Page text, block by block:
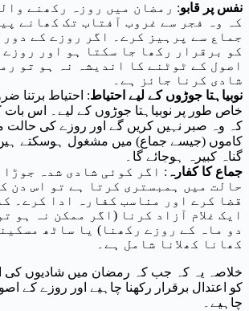
نفس پر قابو: رمضان میں روزہ رکھنے
کہ وہ فجر سے غروب آفتاب تک کھانے
جماع سے پرہیز کرے۔ اگر روزے کے
کو برقرار رکھا جا سکتا ہو اور روزے
اصول کے ٹوٹنے کا اندیشہ نہ ہو تو
شادی کرنا جائز ہے۔
نوبیاہتا جوڑوں کے لیے احتیاط: احتیاط برتنا
خاص طور پر نوبیاہتا جوڑوں کے لیے۔ اس
کہ وہ صبر نہیں کریں گے اور روزے کی حالت
کاموں (جیسے جماع) میں مشغول ہوسکتے
گناہ کبیرہ ہوجائے گا۔
جماع کا کفارہ : اگر کوئی شادی شدہ جوڑا
حالت میں ہمبستری کرتا ہے تو اس دن
قضا کرے اور مناسب کفارہ ادا کرے۔
ایک غلام آزاد کرنا (اگر ممکن نہ ہو
دو ماہ کے روزے رکھنا) یا ساٹھ
کھانا کھلانا شامل ہے۔
خلاصہ یہ کہ جب کہ رمضان میں شادیوں کی
کو اعتدال برقرار رکھنا چاہیے اور روزے کے
چاہیے۔